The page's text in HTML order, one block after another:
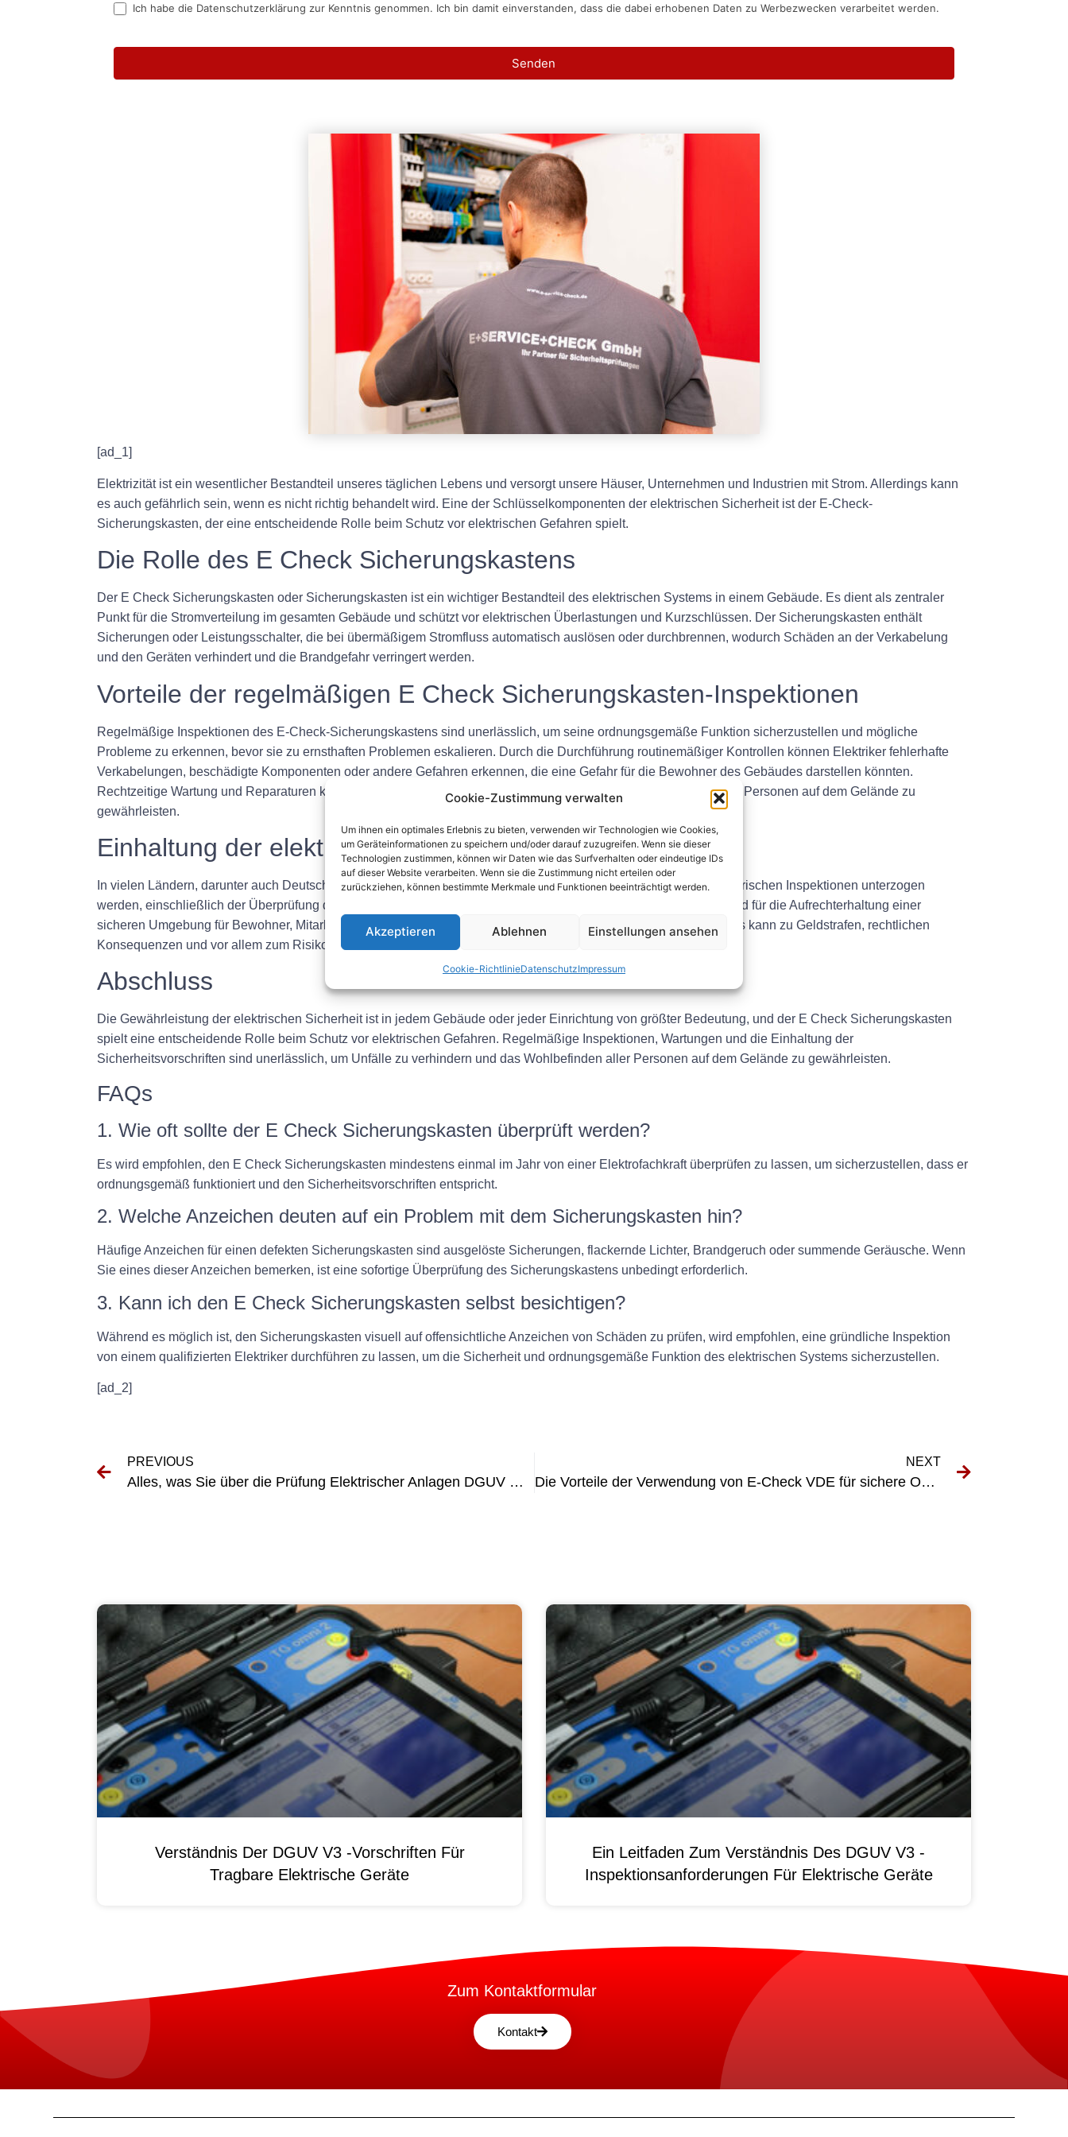
Cookie-Zustimmung verwalten
Um ihnen ein optimales Erlebnis zu bieten, verwenden wir Technologien wie Cookies,
um Geräteinformationen zu speichern und/oder darauf zuzugreifen. Wenn sie dieser
Technologien zustimmen, können wir Daten wie das Surfverhalten oder eindeutige IDs
auf dieser Website verarbeiten. Wenn sie die Zustimmung nicht erteilen oder
zurückziehen, können bestimmte Merkmale und Funktionen beeinträchtigt werden.
Akzeptieren Ablehnen Einstellungen ansehen
Cookie-RichtlinieDatenschutzImpressum
Ich habe die Datenschutzerklärung zur Kenntnis genommen. Ich bin damit einverstanden, dass die dabei erhobenen Daten zu Werbezwecken verarbeitet werden.
Senden
[ad_1]
Elektrizität ist ein wesentlicher Bestandteil unseres täglichen Lebens und versorgt unsere Häuser, Unternehmen und Industrien mit Strom. Allerdings kann
es auch gefährlich sein, wenn es nicht richtig behandelt wird. Eine der Schlüsselkomponenten der elektrischen Sicherheit ist der E-Check-
Sicherungskasten, der eine entscheidende Rolle beim Schutz vor elektrischen Gefahren spielt.
Die Rolle des E Check Sicherungskastens
Der E Check Sicherungskasten oder Sicherungskasten ist ein wichtiger Bestandteil des elektrischen Systems in einem Gebäude. Es dient als zentraler
Punkt für die Stromverteilung im gesamten Gebäude und schützt vor elektrischen Überlastungen und Kurzschlüssen. Der Sicherungskasten enthält
Sicherungen oder Leistungsschalter, die bei übermäßigem Stromfluss automatisch auslösen oder durchbrennen, wodurch Schäden an der Verkabelung
und den Geräten verhindert und die Brandgefahr verringert werden.
Vorteile der regelmäßigen E Check Sicherungskasten-Inspektionen
Regelmäßige Inspektionen des E-Check-Sicherungskastens sind unerlässlich, um seine ordnungsgemäße Funktion sicherzustellen und mögliche
Probleme zu erkennen, bevor sie zu ernsthaften Problemen eskalieren. Durch die Durchführung routinemäßiger Kontrollen können Elektriker fehlerhafte
Verkabelungen, beschädigte Komponenten oder andere Gefahren erkennen, die eine Gefahr für die Bewohner des Gebäudes darstellen könnten.
Rechtzeitige Wartung und Reparaturen können dazu beitragen, Stromunfälle zu verhindern und die Sicherheit aller Personen auf dem Gelände zu
gewährleisten.
Einhaltung der elektrischen Sicherheitsvorschriften
In vielen Ländern, darunter auch Deutschland, ist es gesetzlich vorgeschrieben, dass Gebäude regelmäßigen elektrischen Inspektionen unterzogen
werden, einschließlich der Überprüfung des Sicherungskastens. Die Einhaltung dieser Vorschriften ist entscheidend für die Aufrechterhaltung einer
sicheren Umgebung für Bewohner, Mitarbeiter und Besucher. Die Nichteinhaltung elektrischer Sicherheitsstandards kann zu Geldstrafen, rechtlichen
Konsequenzen und vor allem zum Risiko elektrischer Unfälle führen.
Abschluss
Die Gewährleistung der elektrischen Sicherheit ist in jedem Gebäude oder jeder Einrichtung von größter Bedeutung, und der E Check Sicherungskasten
spielt eine entscheidende Rolle beim Schutz vor elektrischen Gefahren. Regelmäßige Inspektionen, Wartungen und die Einhaltung der
Sicherheitsvorschriften sind unerlässlich, um Unfälle zu verhindern und das Wohlbefinden aller Personen auf dem Gelände zu gewährleisten.
FAQs
1. Wie oft sollte der E Check Sicherungskasten überprüft werden?
Es wird empfohlen, den E Check Sicherungskasten mindestens einmal im Jahr von einer Elektrofachkraft überprüfen zu lassen, um sicherzustellen, dass er
ordnungsgemäß funktioniert und den Sicherheitsvorschriften entspricht.
2. Welche Anzeichen deuten auf ein Problem mit dem Sicherungskasten hin?
Häufige Anzeichen für einen defekten Sicherungskasten sind ausgelöste Sicherungen, flackernde Lichter, Brandgeruch oder summende Geräusche. Wenn
Sie eines dieser Anzeichen bemerken, ist eine sofortige Überprüfung des Sicherungskastens unbedingt erforderlich.
3. Kann ich den E Check Sicherungskasten selbst besichtigen?
Während es möglich ist, den Sicherungskasten visuell auf offensichtliche Anzeichen von Schäden zu prüfen, wird empfohlen, eine gründliche Inspektion
von einem qualifizierten Elektriker durchführen zu lassen, um die Sicherheit und ordnungsgemäße Funktion des elektrischen Systems sicherzustellen.
[ad_2]
PREVIOUS
Alles, was Sie über die Prüfung Elektrischer Anlagen DGUV wissen müssen
NEXT
Die Vorteile der Verwendung von E-Check VDE für sichere Online-Zahlungen
Verständnis Der DGUV V3 -Vorschriften Für
Tragbare Elektrische Geräte
Ein Leitfaden Zum Verständnis Des DGUV V3 -
Inspektionsanforderungen Für Elektrische Geräte
Zum Kontaktformular
Kontakt